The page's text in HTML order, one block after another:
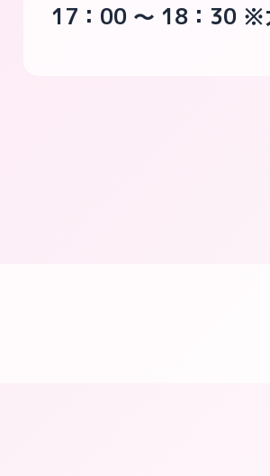
17：00 ～ 18：30 ※